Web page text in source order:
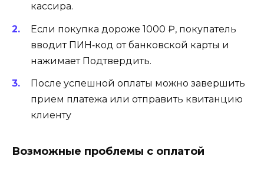
кассира.
Если покупка дороже 1000 ₽, покупатель
вводит ПИН‑код от банковской карты и
нажимает Подтвердить.
После успешной оплаты можно завершить
прием платежа или отправить квитанцию
клиенту
Возможные проблемы с оплатой